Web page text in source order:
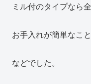
ミル付のタイプなら
お手入れが簡単なこ
などでした。